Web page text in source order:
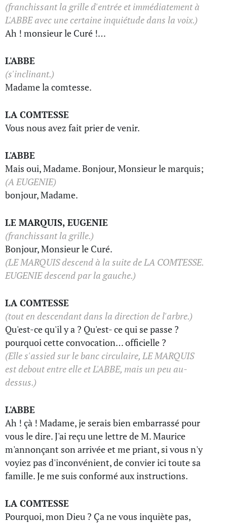
(franchissant la grille d'entrée et immédiatement à
L'ABBE avec une certaine inquiétude dans la voix.)
Ah ! monsieur le Curé !…
L'ABBE
(s'inclinant.)
Madame la comtesse.
LA COMTESSE
Vous nous avez fait prier de venir.
L'ABBE
Mais oui, Madame. Bonjour, Monsieur le marquis;
(A EUGENIE)
bonjour, Madame.
LE MARQUIS, EUGENIE
(franchissant la grille.)
Bonjour, Monsieur le Curé.
(LE MARQUIS descend à la suite de LA COMTESSE.
EUGENIE descend par la gauche.)
LA COMTESSE
(tout en descendant dans la direction de l'arbre.)
Qu'est-ce qu'il y a ? Qu'est- ce qui se passe ?
pourquoi cette convocation… officielle ?
(Elle s'assied sur le banc circulaire, LE MARQUIS
est debout entre elle et L'ABBE, mais un peu au-
dessus.)
L'ABBE
Ah ! çà ! Madame, je serais bien embarrassé pour
vous le dire. J'ai reçu une lettre de M. Maurice
m'annonçant son arrivée et me priant, si vous n'y
voyiez pas d'inconvénient, de convier ici toute sa
famille. Je me suis conformé aux instructions.
LA COMTESSE
Pourquoi, mon Dieu ? Ça ne vous inquiète pas,